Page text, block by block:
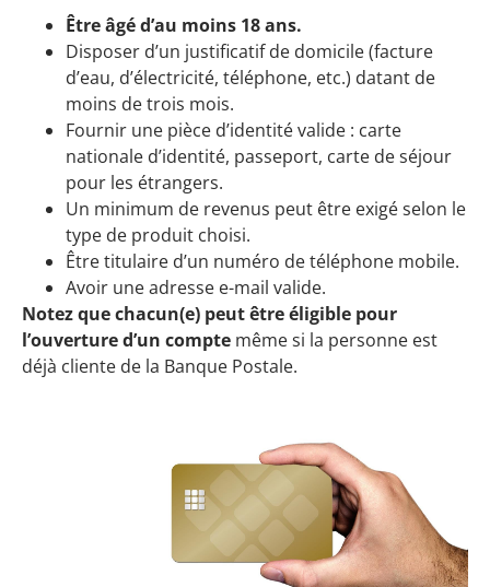
Être âgé d’au moins 18 ans.
Disposer d’un justificatif de domicile (facture
d’eau, d’électricité, téléphone, etc.) datant de
moins de trois mois.
Fournir une pièce d’identité valide : carte
nationale d’identité, passeport, carte de séjour
pour les étrangers.
Un minimum de revenus peut être exigé selon le
type de produit choisi.
Être titulaire d’un numéro de téléphone mobile.
Avoir une adresse e-mail valide.
Notez que chacun(e) peut être éligible pour
l’ouverture d’un compte même si la personne est
déjà cliente de la Banque Postale.